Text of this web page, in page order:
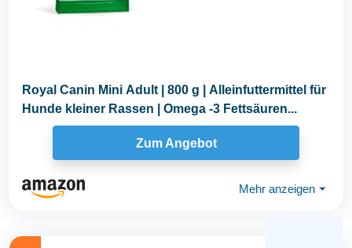
Royal Canin Mini Adult | 800 g | Alleinfuttermittel für
Hunde kleiner Rassen | Omega -3 Fettsäuren...
Zum Angebot
Mehr anzeigen ⏷